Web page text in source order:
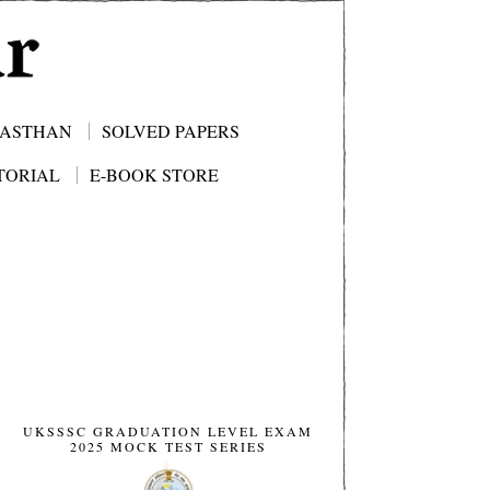
SOLVED PAPERS
E-BOOK STORE
UKSSSC GRADUATION LEVEL EXAM
2025 MOCK TEST SERIES